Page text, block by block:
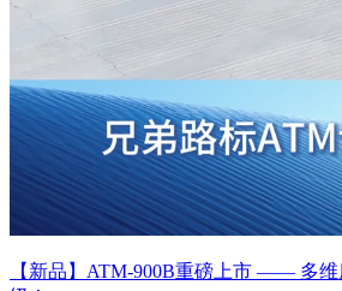
【新品】ATM-900B重磅上市 —— 多